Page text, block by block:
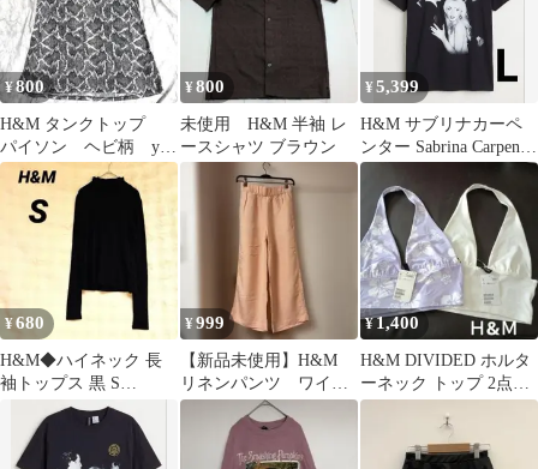
¥800
H&M タンクトップ
パイソン ヘビ柄 y2k
平成ギャル
¥800
未使用 H&M 半袖 レ
ースシャツ ブラウン
¥5,399
H&M サブリナカーペ
ンター Sabrina Carpenter
Tシャツ L
¥680
H&M◆ハイネック 長
袖トップス 黒 S
LivaEco ビスコース エ
ラスタン
¥999
【新品未使用】H&M
リネンパンツ ワイド
パンツ ピンクベージ
ュ サイズXS
¥1,400
H&M DIVIDED ホルタ
ーネック トップ 2点セ
ット